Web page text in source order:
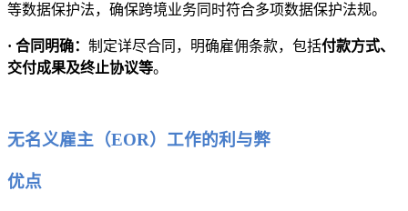
等数据保护法，确保跨境业务同时符合多项数据保护法规。
· 合同明确： 制定详尽合同，明确雇佣条款，包括付款方式、
交付成果及终止协议等。
无名义雇主（EOR）工作的利与弊
优点